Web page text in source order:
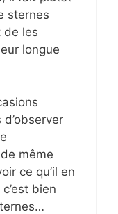
sternes
de les
longue
même
ce qu’il en
bien